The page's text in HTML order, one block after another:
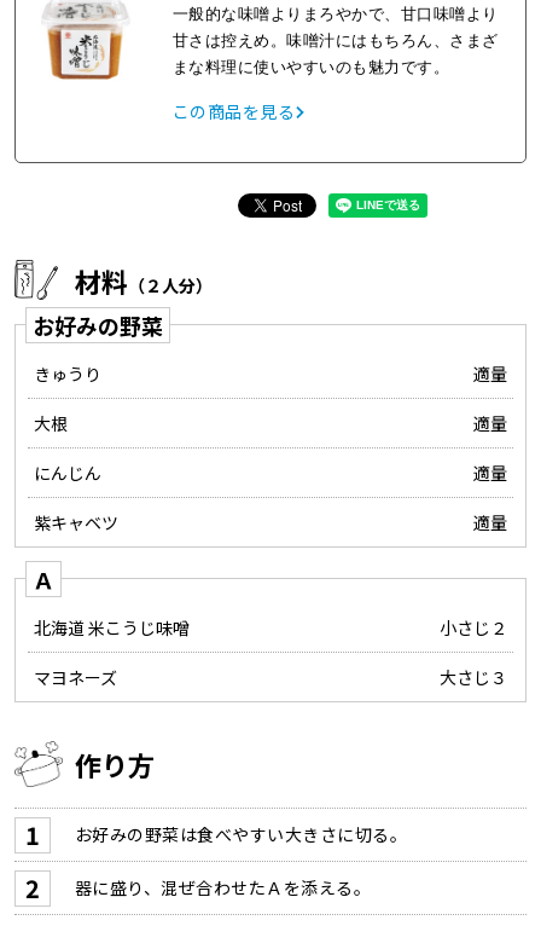
一般的な味噌よりまろやかで、甘口味噌より
甘さは控えめ。味噌汁にはもちろん、さまざ
まな料理に使いやすいのも魅力です。
この商品を見る
材料 （２人分）
お好みの野菜
きゅうり 適量
大根 適量
にんじん 適量
紫キャベツ 適量
Ａ
北海道 米こうじ味噌 小さじ２
マヨネーズ 大さじ３
作り方
お好みの野菜は食べやすい大きさに切る。
器に盛り、混ぜ合わせたＡを添える。